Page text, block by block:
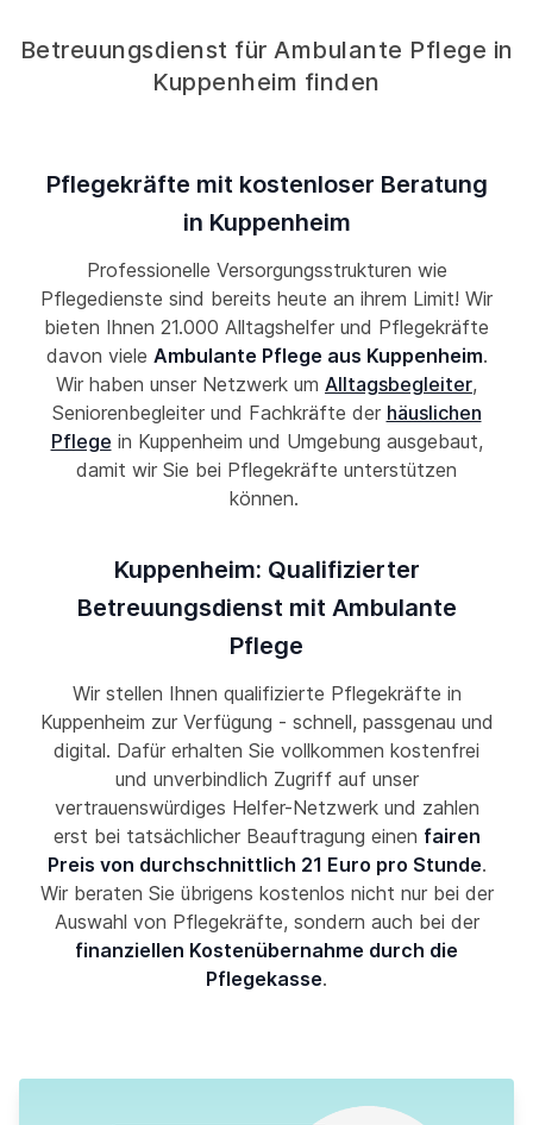
Betreuungsdienst für Ambulante Pflege in
Kuppenheim finden
Pflegekräfte mit kostenloser Beratung
in Kuppenheim
Professionelle Versorgungsstrukturen wie
Pflegedienste sind bereits heute an ihrem Limit! Wir
bieten Ihnen 21.000 Alltagshelfer und Pflegekräfte
davon viele Ambulante Pflege aus Kuppenheim.
Wir haben unser Netzwerk um Alltagsbegleiter,
Seniorenbegleiter und Fachkräfte der häuslichen
Pflege in Kuppenheim und Umgebung ausgebaut,
damit wir Sie bei Pflegekräfte unterstützen
können.
Kuppenheim: Qualifizierter
Betreuungsdienst mit Ambulante
Pflege
Wir stellen Ihnen qualifizierte Pflegekräfte in
Kuppenheim zur Verfügung - schnell, passgenau und
digital. Dafür erhalten Sie vollkommen kostenfrei
und unverbindlich Zugriff auf unser
vertrauenswürdiges Helfer-Netzwerk und zahlen
erst bei tatsächlicher Beauftragung einen fairen
Preis von durchschnittlich 21 Euro pro Stunde.
Wir beraten Sie übrigens kostenlos nicht nur bei der
Auswahl von Pflegekräfte, sondern auch bei der
finanziellen Kostenübernahme durch die
Pflegekasse.